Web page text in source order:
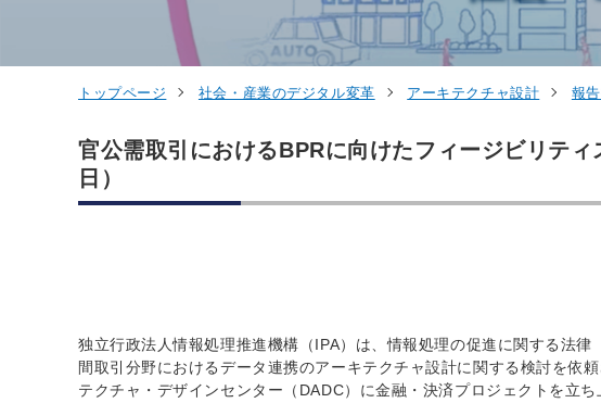
トップページ 社会・産業のデジタル変革 アーキテクチャ設計 報
官公需取引におけるBPRに向けたフィージビリテ
日）
独立行政法人情報処理推進機構（IPA）は、情報処理の促進に関する法
間取引分野におけるデータ連携のアーキテクチャ設計に関する検討を依
テクチャ・デザインセンター（DADC）に金融・決済プロジェクトを立ち